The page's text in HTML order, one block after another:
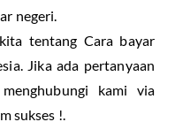
negeri.
tentang Cara bayar
Jika ada pertanyaan
kami via
sukses !.